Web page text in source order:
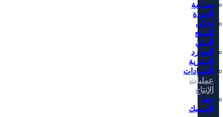
سياسة
الجودة
إعلان
المنتج
البيئي
الموارد
البشرية
الشهادات
عمليات
الإنتاج
خط
المسبك